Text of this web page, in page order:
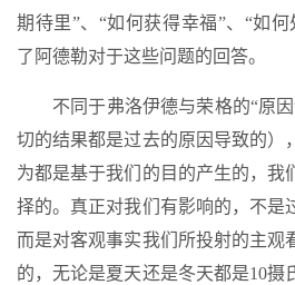
期待里”、“如何获得幸福”、“如
了阿德勒对于这些问题的回答。
不同于弗洛伊德与荣格的“原
切的结果都是过去的原因导致的）
为都是基于我们的目的产生的，我
择的。真正对我们有影响的，不是
而是对客观事实我们所投射的主观
的，无论是夏天还是冬天都是10摄